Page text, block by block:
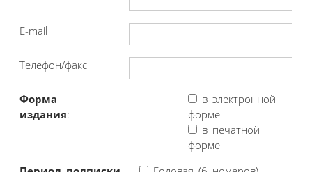
E-mail
Телефон/факс
Форма
издания:
в электронной
форме
в печатной
форме